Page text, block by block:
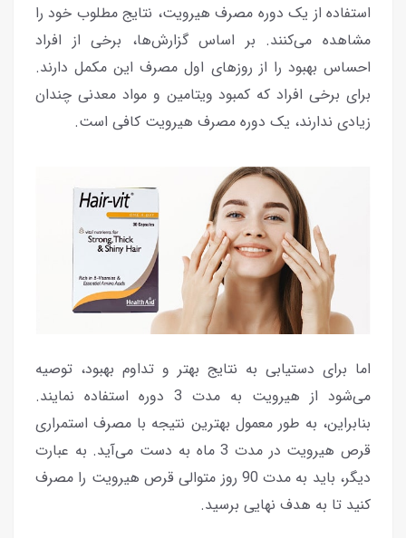
استفاده از یک دوره مصرف هیرویت، نتایج مطلوب خود را
مشاهده می‌کنند. بر اساس گزارش‌ها، برخی از افراد
احساس بهبود را از روزهای اول مصرف این مکمل دارند.
برای برخی افراد که کمبود ویتامین و مواد معدنی چندان
زیادی ندارند، یک دوره مصرف هیرویت کافی است.
اما برای دستیابی به نتایج بهتر و تداوم بهبود، توصیه
می‌شود از هیرویت به مدت 3 دوره استفاده نمایند.
بنابراین، به طور معمول بهترین نتیجه با مصرف استمراری
قرص هیرویت در مدت 3 ماه به دست می‌آید. به عبارت
دیگر، باید به مدت 90 روز متوالی قرص هیرویت را مصرف
کنید تا به هدف نهایی برسید.